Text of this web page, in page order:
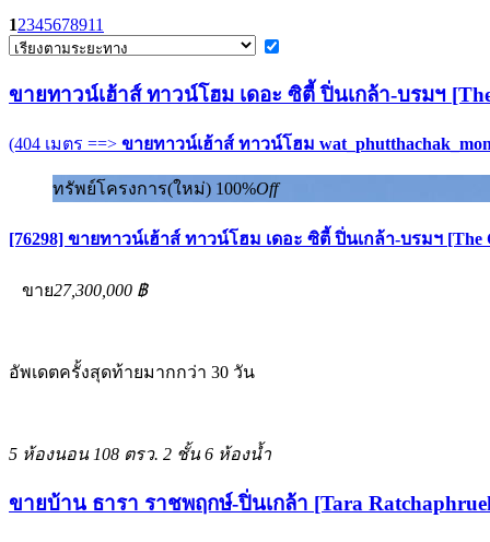
12345678911
ขายทาวน์เฮ้าส์ ทาวน์โฮม เดอะ ซิตี้ ปิ่นเกล้า-บรมฯ
(404 เมตร ==> ขายทาวน์เฮ้าส์ ทาวน์โฮม
ทรัพย์โครงการ(ใหม่) 100%Off
[76298] ขายทาวน์เฮ้าส์ ทาวน์โฮม เดอะ ซิตี้ ปิ่นเกล้า-บรมฯ [The
ขาย27,300,000 ฿
อัพเดตครั้งสุดท้ายมากกว่า 30 วัน
5 ห้องนอน 108 ตรว. 2 ชั้น 6 ห้องน้ำ
ขายบ้าน ธารา ราชพฤกษ์-ปิ่นเกล้า [Tara